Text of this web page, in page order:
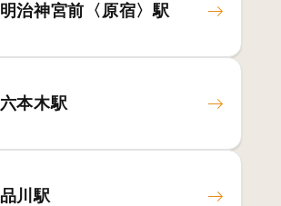
明治神宮前〈原宿〉駅
六本木駅
品川駅